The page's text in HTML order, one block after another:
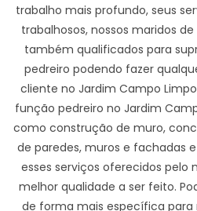
trabalho mais profundo, seus
trabalhosos, nossos maridos
também qualificados para
pedreiro podendo fazer
cliente no Jardim Campo
função pedreiro no Jardim
como construção de muro,
de paredes, muros e fachadas
esses serviços oferecidos pelo
melhor qualidade a ser feito.
de forma mais específica